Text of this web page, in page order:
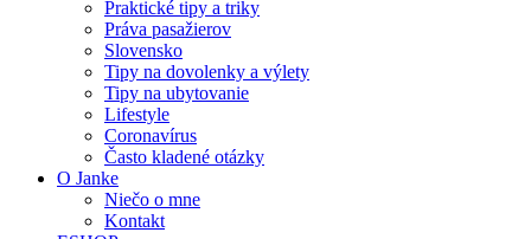
Praktické tipy a triky
Práva pasažierov
Slovensko
Tipy na dovolenky a výlety
Tipy na ubytovanie
Lifestyle
Coronavírus
Často kladené otázky
O Janke
Niečo o mne
Kontakt